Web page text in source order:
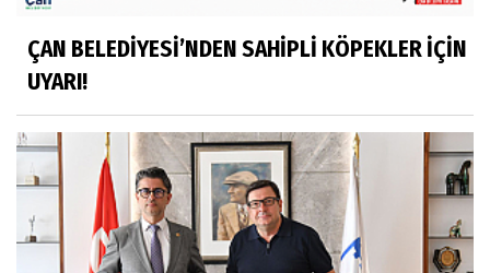
ÇAN BELEDİYESİ’NDEN SAHİPLİ KÖPEKLER İÇİN
UYARI!